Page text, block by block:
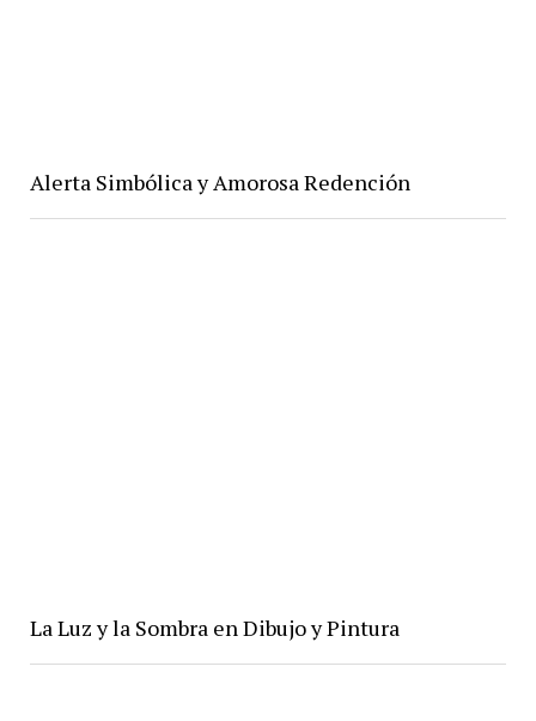
Alerta Simbólica y Amorosa Redención
La Luz y la Sombra en Dibujo y Pintura